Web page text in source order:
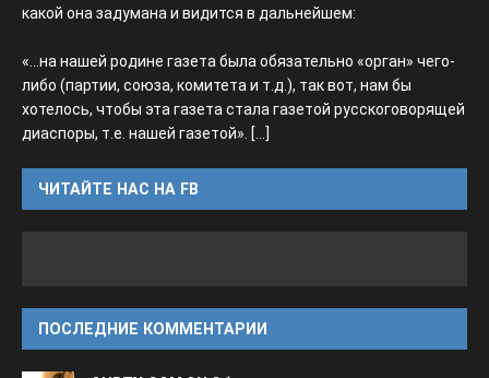
какой она задумана и видится в дальнейшем:
«...на нашей родине газета была обязательно «орган» чего-
либо (партии, союза, комитета и т.д.), так вот, нам бы
хотелось, чтобы эта газета стала газетой русскоговорящей
диаспоры, т.е. нашей газетой». [...]
ЧИТАЙТЕ НАС НА FB
ПОСЛЕДНИЕ КОММЕНТАРИИ